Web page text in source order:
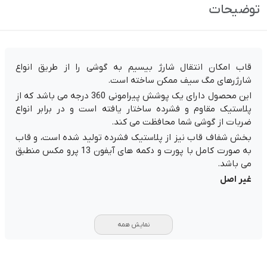
توضیحات
قاب امکان انتقال شارژ بیسیم به گوشی را از طریق انواع
شارژرهای مگ سیف ممکن ساخته است.
این محصول دارای یک پوشش پیرامونی 360 درجه می باشد که از
پلاستیک مقاوم و فشرده ساختار یافته است و در برابر انواع
ضربات از گوشی شما محافظت می کند.
بخش شفاف قاب نیز از پلاستیک فشرده تولید شده است، و قاب
به صورت کامل با پورت و دکمه های آیفون 13 پرو مکس منطبق
می باشد.
غیر اصل
نمایش همه